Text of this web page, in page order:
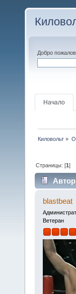
Добро
Начало
Киловольт »
Страницы: [1]
Автор
blastbeat
Ветеран